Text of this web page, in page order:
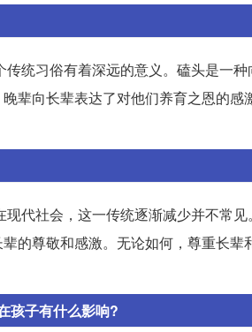
统习俗有着深远的意义。磕头是一
辈向长辈表达了对他们养育之恩的感
代社会，这一传统逐渐减少并不常
的尊敬和感激。无论如何，尊重长辈
孩子有什么影响?